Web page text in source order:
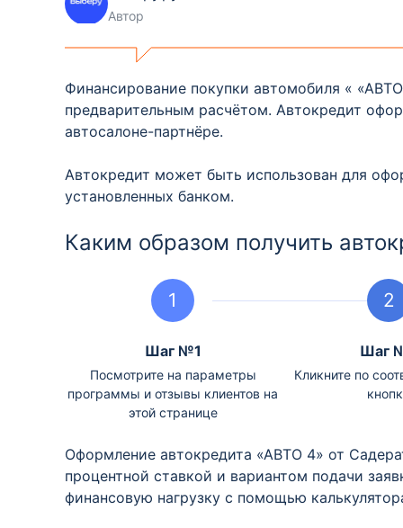
Автор
Финансирование покупки автомобиля «
предварительным расчётом. Автокредит
автосалоне-партнёре.
Автокредит может быть использован для
установленных банком.
Каким образом получить
Шаг №1
Посмотрите на параметры
программы и отзывы клиентов на
этой странице
Шаг
Кликните по
Оформление автокредита «АВТО 4» от
процентной ставкой и вариантом подачи
финансовую нагрузку с помощью